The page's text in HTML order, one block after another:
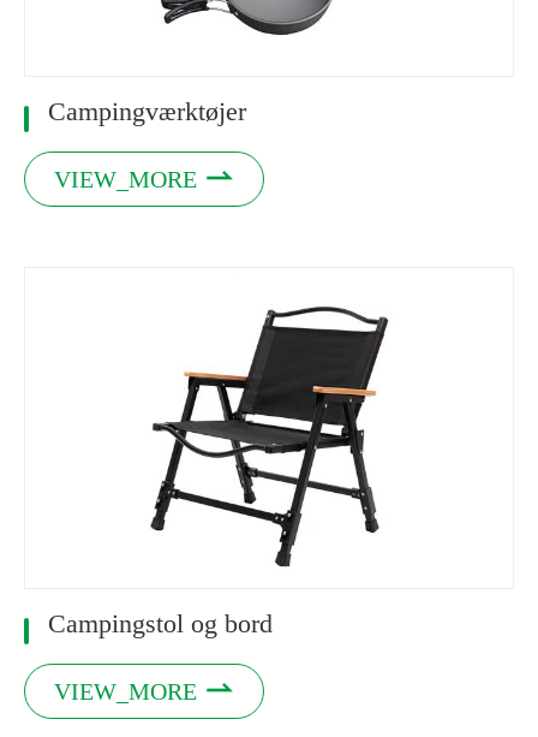
Campingværktøjer
VIEW_MORE 
Campingstol og bord
VIEW_MORE 